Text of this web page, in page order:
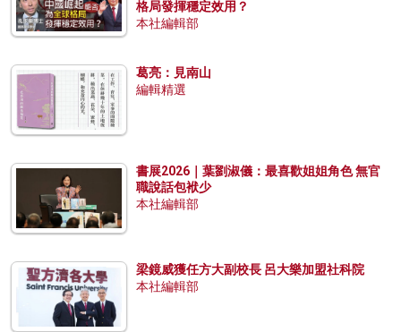
格局發揮穩定效用？
本社編輯部
葛亮：見南山
編輯精選
書展2026｜葉劉淑儀：最喜歡姐姐角色 無官
職說話包袱少
本社編輯部
梁鏡威獲任方大副校長 呂大樂加盟社科院
本社編輯部